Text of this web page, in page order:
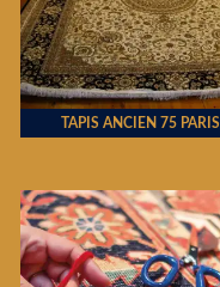
TAPIS ANCIEN 75 PARIS